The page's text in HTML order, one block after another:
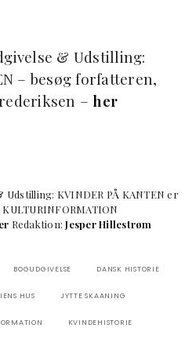
& Udstilling:
– besøg forfatteren,
–her
Udstilling: KVINDER PÅ KANTEN er
KULTURINFORMATION
Redaktion:Jesper Hillestrøm
BOGUDGIVELSE DANSK HISTORIE
HUS JYTTE SKAANING
KVINDEHISTORIE